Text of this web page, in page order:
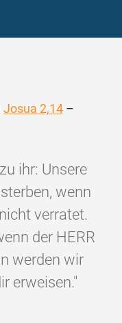
Josua 2,14 –
ihr: Unsere
wenn
verratet.
der HERR
werden wir
erweisen."